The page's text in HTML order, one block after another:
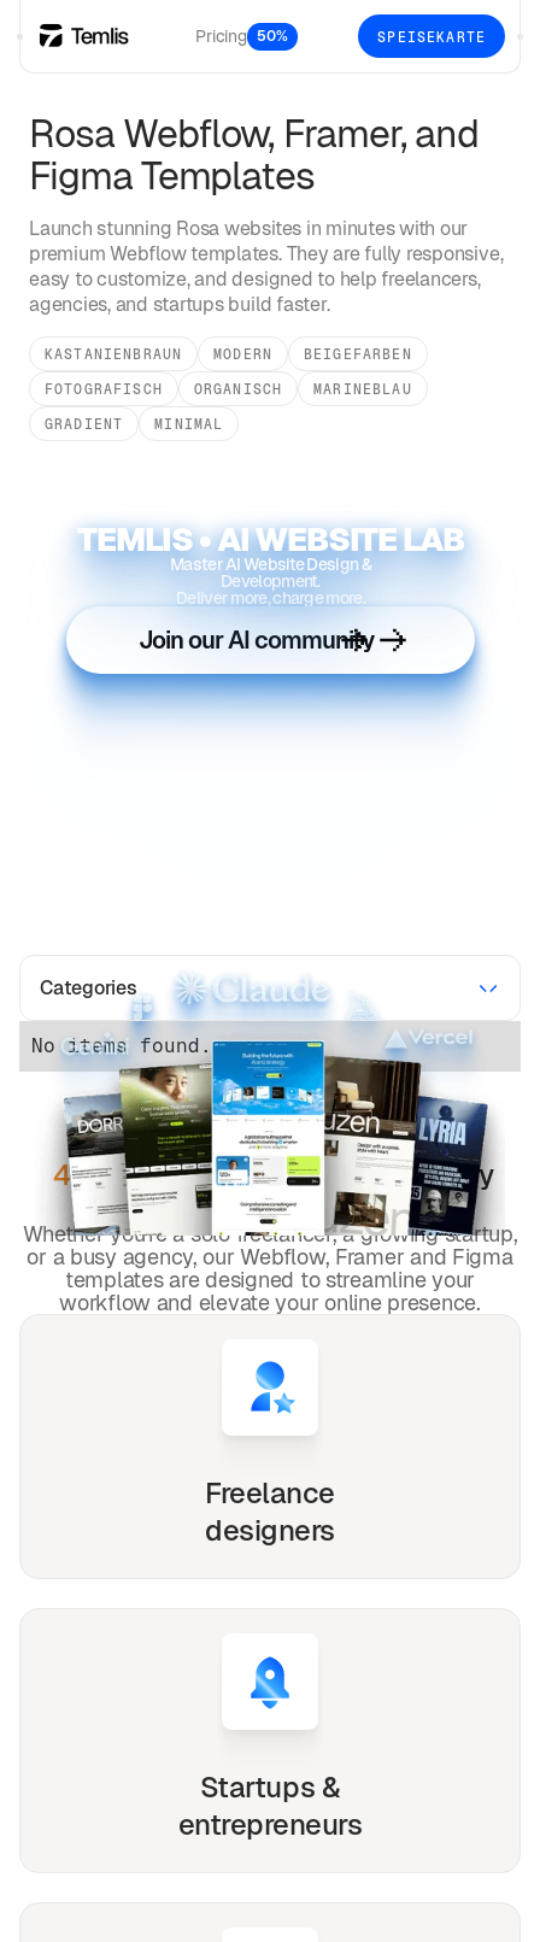
Pricing 50% SPEISEKARTE
RosaWebflow, Framer, and
Figma Templates
Launch stunning Rosawebsites in minutes with our
premium Webflow templates. They are fully responsive,
easy to customize, and designed to help freelancers,
agencies, and startups build faster.
KASTANIENBRAUN MODERN
BEIGEFARBEN
FOTOGRAFISCH
ORGANISCH
MARINEBLAU
GRADIENT
MINIMAL
TEMLIS • AI WEBSITE LAB
Master AI Website Design &
Development.
Deliver more, charge more.
Join our AI community
Categories
No items found.
DESIGNED FOR YOU
Rosatemplates used by
4,000+websites for 1540+happy
freelancers and agencies!
Whether you're a solo freelancer, a growing startup,
or a busy agency, our Webflow, Framer and Figma
templates are designed to streamline your
workflow and elevate your online presence.
Freelance
designers
Startups &
entrepreneurs